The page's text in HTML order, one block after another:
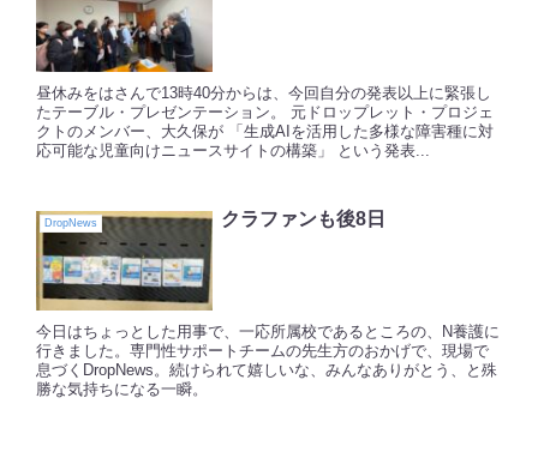
昼休みをはさんで13時40分からは、今回自分の発表以上に緊張し
たテーブル・プレゼンテーション。 元ドロップレット・プロジェ
クトのメンバー、大久保が 「生成AIを活用した多様な障害種に対
応可能な児童向けニュースサイトの構築」 という発表...
DropNews クラファンも後8日
今日はちょっとした用事で、一応所属校であるところの、N養護に
行きました。専門性サポートチームの先生方のおかげで、現場で
息づくDropNews。続けられて嬉しいな、みんなありがとう、と殊
勝な気持ちになる一瞬。